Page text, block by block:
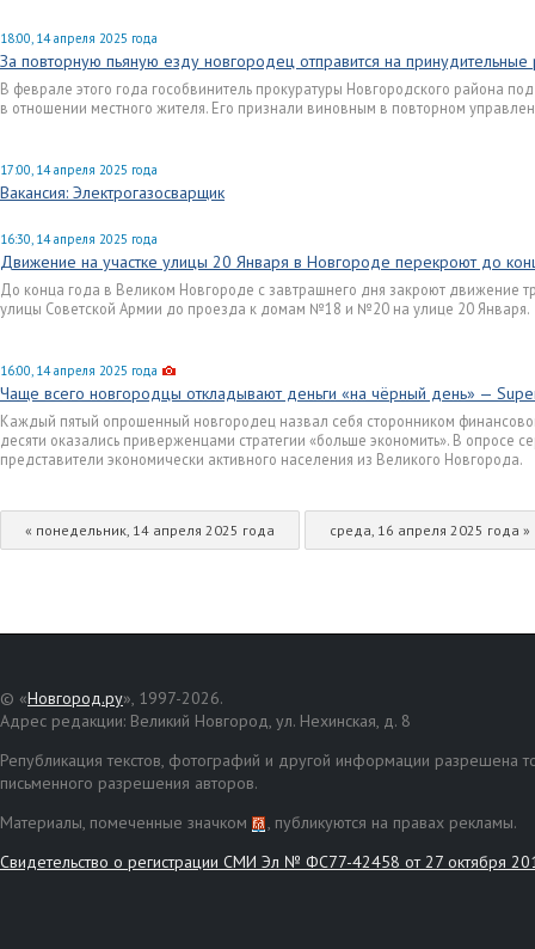
18:00, 14 апреля 2025 года
За повторную пьяную езду новгородец отправится на принудительные
В феврале этого года гособвинитель прокуратуры Новгородского района
в отношении местного жителя. Его признали виновным в повторном
17:00, 14 апреля 2025 года
Вакансия: Электрогазосварщик
16:30, 14 апреля 2025 года
Движение на участке улицы 20 Января в Новгороде перекроют до
До конца года в Великом Новгороде с завтрашнего дня закроют движение
улицы Советской Армии до проезда к домам №18 и №20 на улице 20 Января.
16:00, 14 апреля 2025 года
Чаще всего новгородцы откладывают деньги «на чёрный день» —
Каждый пятый опрошенный новгородец назвал себя сторонником
десяти оказались приверженцами стратегии «больше экономить». В опросе
представители экономически активного населения из Великого Новгорода.
« понедельник, 14 апреля 2025 года среда, 16 апреля 2025 года »
© «Новгород.ру», 1997-2026.
Адрес редакции: Великий Новгород, ул. Нехинская, д. 8
Републикация текстов, фотографий и другой информации разрешена
письменного разрешения авторов.
Материалы, помеченные значком
, публикуются на правах рекламы.
Свидетельство о регистрации СМИ Эл № ФС77-42458 от 27 октября